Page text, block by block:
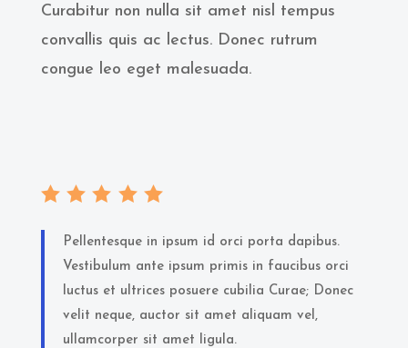
Curabitur non nulla sit amet nisl tempus
convallis quis ac lectus. Donec rutrum
congue leo eget malesuada.
Pellentesque in ipsum id orci porta dapibus.
Vestibulum ante ipsum primis in faucibus orci
luctus et ultrices posuere cubilia Curae; Donec
velit neque, auctor sit amet aliquam vel,
ullamcorper sit amet ligula.